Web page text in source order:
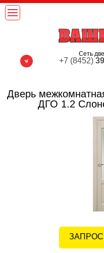
Дверь
ДГО 1.2
Сеть
+7 (8452)